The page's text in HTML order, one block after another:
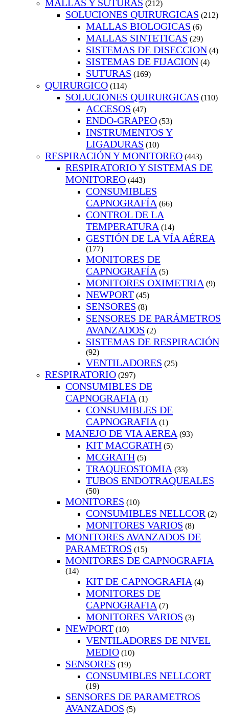
MALLAS Y SUTURAS (212)
SOLUCIONES QUIRURGICAS (212)
MALLAS BIOLOGICAS (6)
MALLAS SINTETICAS (29)
SISTEMAS DE DISECCION (4)
SISTEMAS DE FIJACION (4)
SUTURAS (169)
QUIRURGICO (114)
SOLUCIONES QUIRURGICAS (110)
ACCESOS (47)
ENDO-GRAPEO (53)
INSTRUMENTOS Y
LIGADURAS (10)
RESPIRACIÓN Y MONITOREO (443)
RESPIRATORIO Y SISTEMAS DE
MONITOREO (443)
CONSUMIBLES
CAPNOGRAFÍA (66)
CONTROL DE LA
TEMPERATURA (14)
GESTIÓN DE LA VÍA AÉREA
(177)
MONITORES DE
CAPNOGRAFÍA (5)
MONITORES OXIMETRIA (9)
NEWPORT (45)
SENSORES (8)
SENSORES DE PARÁMETROS
AVANZADOS (2)
SISTEMAS DE RESPIRACIÓN
(92)
VENTILADORES (25)
RESPIRATORIO (297)
CONSUMIBLES DE
CAPNOGRAFIA (1)
CONSUMIBLES DE
CAPNOGRAFIA (1)
MANEJO DE VIA AEREA (93)
KIT MACGRATH (5)
MCGRATH (5)
TRAQUEOSTOMIA (33)
TUBOS ENDOTRAQUEALES
(50)
MONITORES (10)
CONSUMIBLES NELLCOR (2)
MONITORES VARIOS (8)
MONITORES AVANZADOS DE
PARAMETROS (15)
MONITORES DE CAPNOGRAFIA
(14)
KIT DE CAPNOGRAFIA (4)
MONITORES DE
CAPNOGRAFIA (7)
MONITORES VARIOS (3)
NEWPORT (10)
VENTILADORES DE NIVEL
MEDIO (10)
SENSORES (19)
CONSUMIBLES NELLCORT
(19)
SENSORES DE PARAMETROS
AVANZADOS (5)